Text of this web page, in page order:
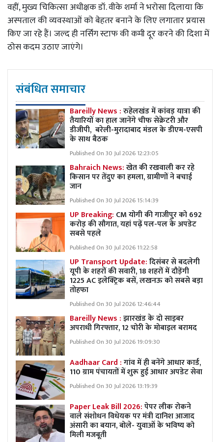
वहीं, मुख्य चिकित्सा अधीक्षक डॉ. वीके शर्मा ने भरोसा दिलाया कि
अस्पताल की व्यवस्थाओं को बेहतर बनाने के लिए लगातार प्रयास
किए जा रहे हैं। जल्द ही नर्सिंग स्टाफ की कमी दूर करने की दिशा में
ठोस कदम उठाए जाएंगे।
संबंधित समाचार
Bareilly News :रुहेलखंड में कांवड़ यात्रा की
तैयारियों का हाल जानेंगे चीफ सेक्रेटरी और
डीजीपी, बरेली-मुरादाबाद मंडल के डीएम-एसपी
के साथ बैठक
Published On 30 Jul 2026 12:23:05
Bahraich News:खेत की रखवाली कर रहे
किसान पर तेंदुए का हमला, ग्रामीणों ने बचाई
जान
Published On 30 Jul 2026 15:14:39
UP Breaking: CM योगी की गाजीपुर को 692
करोड़ की सौगात, यहां पढ़ें पल-पल के अपडेट
सबसे पहले
Published On 30 Jul 2026 11:22:58
UP Transport Update:दिसंबर से बदलेगी
यूपी के शहरों की सवारी, 18 शहरों में दौड़ेंगी
1225 AC इलेक्ट्रिक बसें, लखनऊ को सबसे बड़ा
तोहफा
Published On 30 Jul 2026 12:46:44
Bareilly News :झारखंड के दो साइबर
अपराधी गिरफ्तार, 12 चोरी के मोबाइल बरामद
Published On 30 Jul 2026 19:09:30
Aadhaar Card :गांव में ही बनेंगे आधार कार्ड,
110 ग्राम पंचायतों में शुरू हुई आधार अपडेट सेवा
Published On 30 Jul 2026 13:19:39
Paper Leak Bill 2026:पेपर लीक रोकने
वाले संशोधन विधेयक पर मंत्री दानिश आजाद
अंसारी का बयान, बोले- युवाओं के भविष्य को
मिली मजबूती